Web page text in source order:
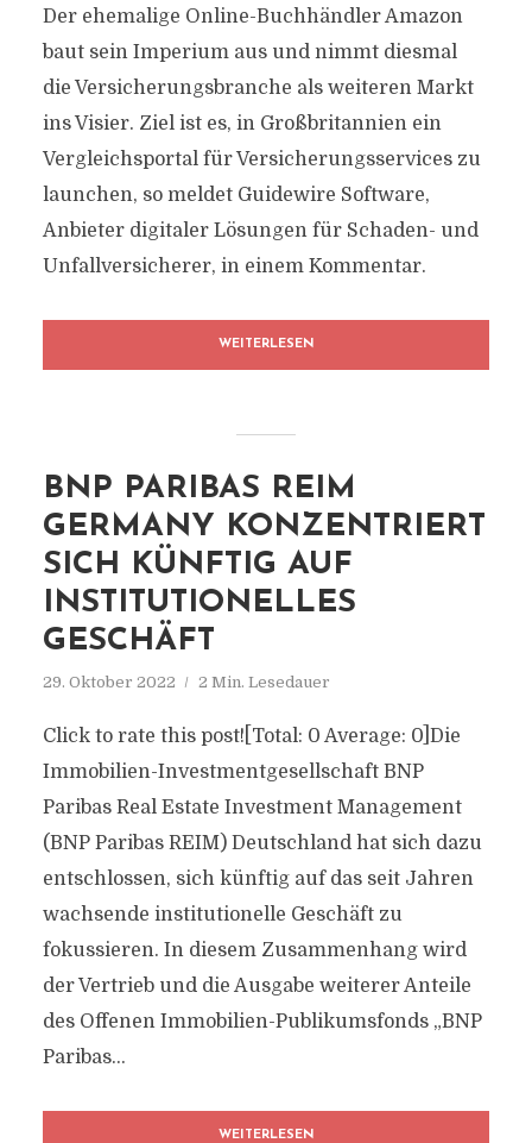
Der ehemalige Online-Buchhändler Amazon
baut sein Imperium aus und nimmt diesmal
die Versicherungsbranche als weiteren Markt
ins Visier. Ziel ist es, in Großbritannien ein
Vergleichsportal für Versicherungsservices zu
launchen, so meldet Guidewire Software,
Anbieter digitaler Lösungen für Schaden- und
Unfallversicherer, in einem Kommentar.
WEITERLESEN
BNP PARIBAS REIM
GERMANY KONZENTRIERT
SICH KÜNFTIG AUF
INSTITUTIONELLES
GESCHÄFT
29. Oktober 2022 2 Min. Lesedauer
Click to rate this post![Total: 0 Average: 0]Die
Immobilien-Investmentgesellschaft BNP
Paribas Real Estate Investment Management
(BNP Paribas REIM) Deutschland hat sich dazu
entschlossen, sich künftig auf das seit Jahren
wachsende institutionelle Geschäft zu
fokussieren. In diesem Zusammenhang wird
der Vertrieb und die Ausgabe weiterer Anteile
des Offenen Immobilien-Publikumsfonds „BNP
Paribas...
WEITERLESEN